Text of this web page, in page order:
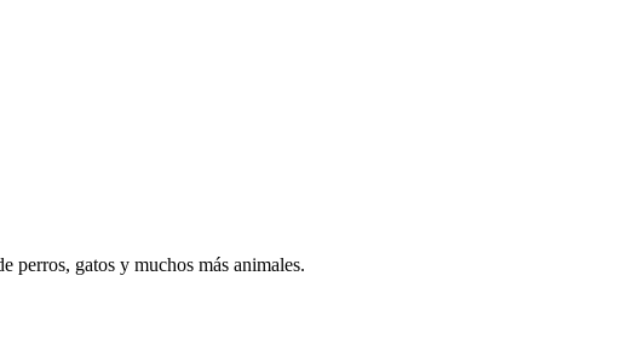
perros, gatos y muchos más animales.